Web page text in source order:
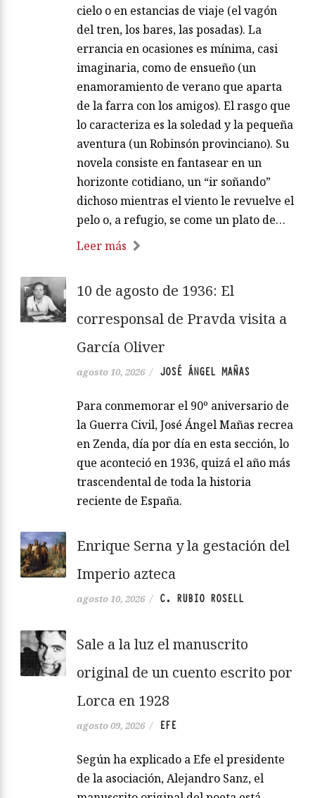
cielo o en estancias de viaje (el vagón
del tren, los bares, las posadas). La
errancia en ocasiones es mínima, casi
imaginaria, como de ensueño (un
enamoramiento de verano que aparta
de la farra con los amigos). El rasgo que
lo caracteriza es la soledad y la pequeña
aventura (un Robinsón provinciano). Su
novela consiste en fantasear en un
horizonte cotidiano, un “ir soñando”
dichoso mientras el viento le revuelve el
pelo o, a refugio, se come un plato de…
Leer más
10 de agosto de 1936: El
corresponsal de Pravda visita a
García Oliver
agosto 10, 2026 / JOSÉ ÁNGEL MAÑAS
Para conmemorar el 90º aniversario de
la Guerra Civil, José Ángel Mañas recrea
en Zenda, día por día en esta sección, lo
que aconteció en 1936, quizá el año más
trascendental de toda la historia
reciente de España.
Enrique Serna y la gestación del
Imperio azteca
agosto 10, 2026 / C. RUBIO ROSELL
Sale a la luz el manuscrito
original de un cuento escrito por
Lorca en 1928
agosto 09, 2026 / EFE
Según ha explicado a Efe el presidente
de la asociación, Alejandro Sanz, el